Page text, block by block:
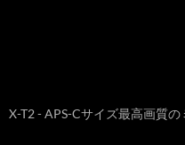
X-T2 - APS-Cサイズ最高画質